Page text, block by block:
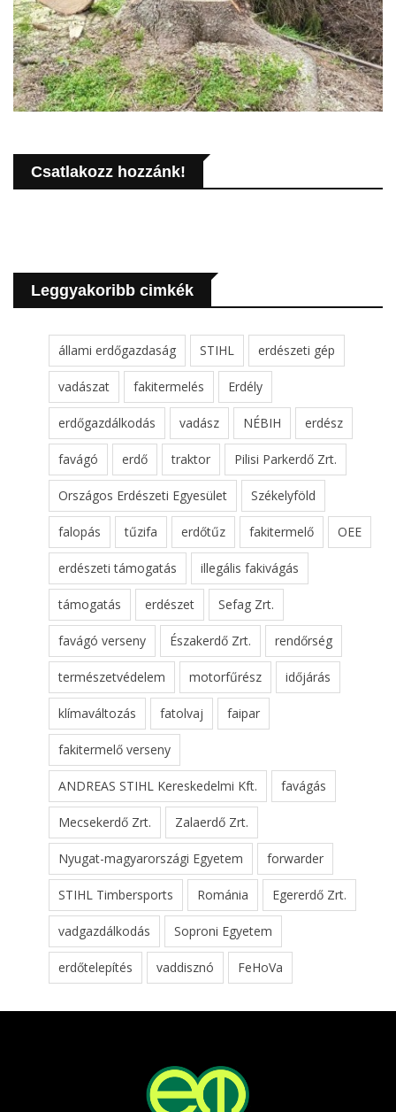
Csatlakozz hozzánk!
Leggyakoribb cimkék
állami erdőgazdaság STIHL erdészeti gép
vadászat fakitermelés Erdély
erdőgazdálkodás vadász NÉBIH erdész
favágó erdő traktor Pilisi Parkerdő Zrt.
Országos Erdészeti Egyesület Székelyföld
falopás tűzifa erdőtűz fakitermelő OEE
erdészeti támogatás illegális fakivágás
támogatás erdészet Sefag Zrt.
favágó verseny Északerdő Zrt. rendőrség
természetvédelem motorfűrész időjárás
klímaváltozás fatolvaj faipar
fakitermelő verseny
ANDREAS STIHL Kereskedelmi Kft. favágás
Mecsekerdő Zrt. Zalaerdő Zrt.
Nyugat-magyarországi Egyetem forwarder
STIHL Timbersports Románia Egererdő Zrt.
vadgazdálkodás Soproni Egyetem
erdőtelepítés vaddisznó FeHoVa